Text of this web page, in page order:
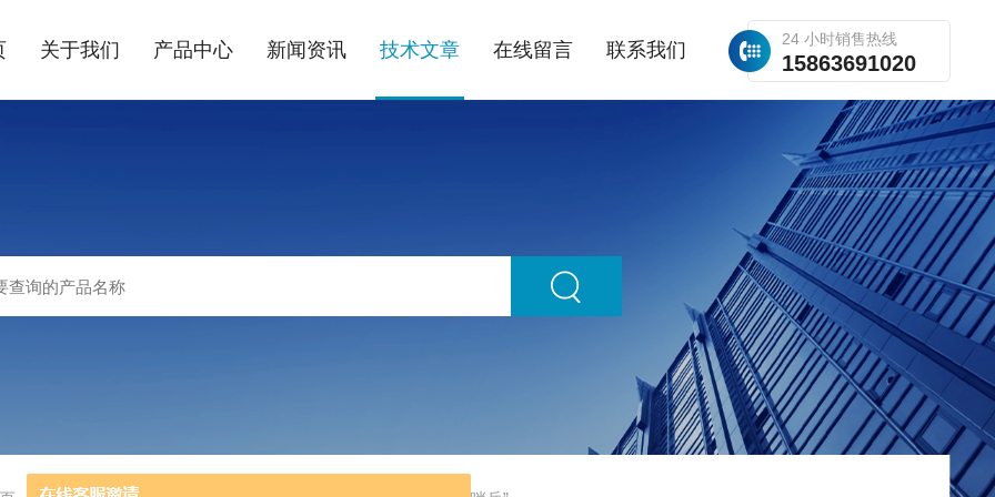
24 小时销售热线
15863691020
关于我们 产品中心 新闻资讯 技术文章 在线留言 联系我们